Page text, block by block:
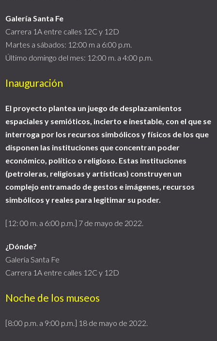
Galería Santa Fe
Carrera 1A entre calles 12C y 12D
Martes a sábados: 12:00 m a 6:00 p.m.
Último domingo del mes: 12:00 m. a 4:00 p.m.
Inauguración
El proyecto plantea un juego de desplazamientos
espaciales y semióticos, incierto e inestable, con el que se
interroga por los recursos simbólicos y físicos de los que
disponen las instituciones que concentran poder
económico, político o religioso. Estas instituciones
(petroleras, religiosas y artísticas) construyen un
complejo entramado de gestos e imágenes, recursos
simbólicos y reales para legitimar su poder.
[12: 00 m. a 6:00 p.m.] 7 de mayo de 2022.
¿Dónde?
Galería Santa Fe
Carrera 1A entre calles 12C y 12D
Noche de los museos
[8:00 p.m. a 9:00 p.m.] 18 de mayo de 2022.